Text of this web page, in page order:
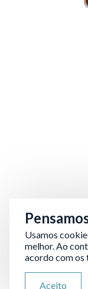
Área
Usamos
melhor. Ao
acordo com os
Aceito